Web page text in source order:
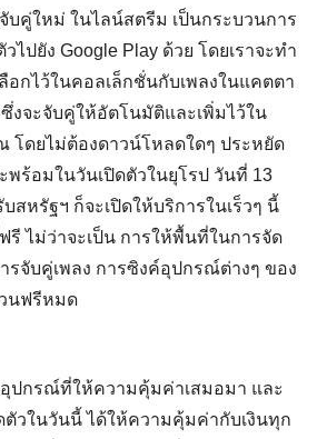
จับคู่ใหม่ ในไลน์สตรีม เป็นกระบวนการ
ไปยัง Google Play ด้วย โดยเราจะทำ
อกไว้ในคอลเล็กชั่นกับเพลงในแคตตา
งจะจับคู่ให้อัตโนมัติและเพิ่มไว้ใน
ดยไม่ต้องดาวน์โหลดใดๆ ประหยัด
พร้อมในวันเปิดตัวในยุโรป วันที่ 13
สหรัฐฯ ก็จะเปิดให้บริการในเร็วๆ นี้
ไม่ว่าจะเป็น การให้พื้นที่ในการจัด
รจับคู่เพลง การซิงค์อุปกรณ์ต่างๆ ของ
นฟรีหมด
อุปกรณ์ที่ให้ความคุ้มค่าเสมอมา และ
ตัวในวันนี้ ได้ให้ความคุ้มค่ากับเงินทุก